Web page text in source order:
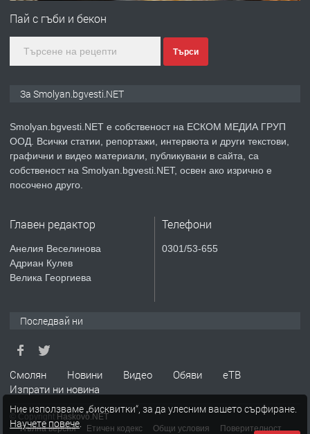
преди 2 години
ТЪРСИ Търсят се строителни работници
ПРЕДЛАГА
преди 4 години
Пай с гъби и бекон
Търси
За Smolyan.bgvesti.NET
Smolyan.bgvesti.NET е собственост на ЕСКОМ МЕДИА ГРУП
ООД. Всички статии, репортажи, интервюта и други текстови,
графични и видео материали, публикувани в сайта, са
собственост на Smolyan.bgvesti.NET, освен ако изрично е
посочено друго.
Главен редактор
Анелия Веселинова
Адриан Кулев
Велика Георгиева
Телефони
0301/53-655
Последвай ни
Смолян Новини Видео Обяви
еТВ
Изпрати ни новина
© Copyright Haskovo.NET
Пълна версия
Етичен кодекс Общи условия Поверителност
Ние използваме „бисквитки“, за да улесним вашето сърфиране.
Научете повече.